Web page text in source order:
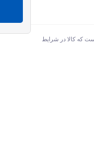
که کالا در شرایط